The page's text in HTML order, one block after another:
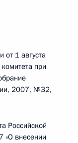
от 1 августа
при
2007, №32,
Российской
«О внесении